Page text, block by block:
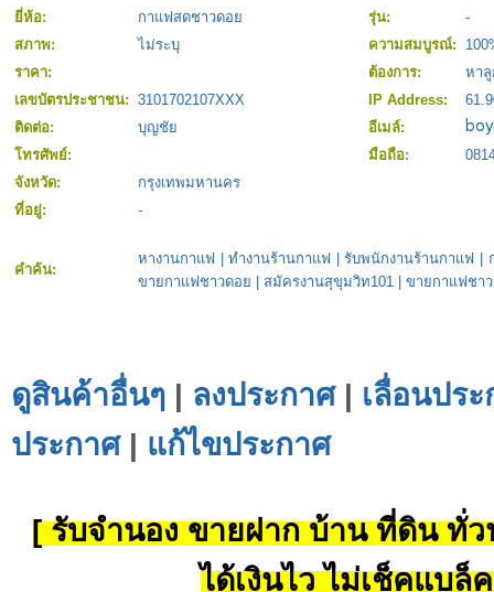
ยี่ห้อ: กาแฟสดชาวดอย รุ่น:
-
สภาพ:
ไม่ระบุ ความสมบูรณ์:
ราคา:
ต้องการ:
หาลู
เลขบัตรประชาชน: 3101702107XXX IP Address:
ติดต่อ:
บุญชัย
อีเมล์:
โทรศัพย์:
มือถือ:
จังหวัด:
กรุงเทพมหานคร
ที่อยู่:
-
คำค้น:
หางานกาแฟ |ทำงานร้านกาแฟ |รับพนักงานร้านกาแฟ
ขายกาแฟชาวดอย
สมัครงานสุขุมวิท101 ขายกาแฟชา
ดูสินค้าอื่นๆ | ลงประกาศ| เลื่อนปร
ประกาศ| แก้ไขประกาศ
[ รับจำนอง ขายฝาก บ้าน ที่ดิน ทั่ว
ได้เงินไว ไม่เช็คแบล็